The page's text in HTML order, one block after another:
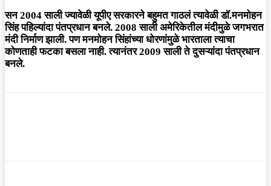
सन 2004 साली ज्यावेळी यूपीए सरकारने बहुमत गाठलं त्यावेळी डॉ.मनमोहन
सिंह पहिल्यांदा पंतप्रधान बनले. 2008 साली अमेरिकेतील मंदीमुळे जगभरात
मंदी निर्माण झाली. पण मनमोहन सिंहांच्या धोरणांमुळे भारताला त्याचा
कोणताही फटका बसला नाही. त्यानंतर 2009 साली ते दुसऱ्यांदा पंतप्रधान
बनले.